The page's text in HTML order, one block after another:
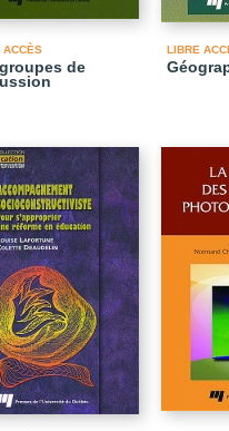
ACCÈS
de
LIBRE